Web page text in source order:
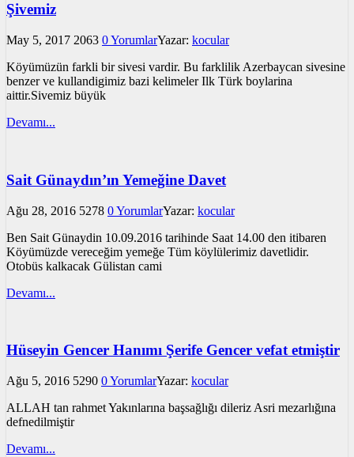
Şivemiz
May 5, 2017 2063 0 YorumlarYazar: kocular
Köyümüzün farkli bir sivesi vardir. Bu farklilik Azerbaycan sivesine
benzer ve kullandigimiz bazi kelimeler Ilk Türk boylarina
aittir.Sivemiz büyük
Devamı...
Sait Günaydın’ın Yemeğine Davet
Ağu 28, 2016 5278 0 YorumlarYazar: kocular
Ben Sait Günaydin 10.09.2016 tarihinde Saat 14.00 den itibaren
Köyümüzde vereceğim yemeğe Tüm köylülerimiz davetlidir.
Otobüs kalkacak Gülistan cami
Devamı...
Hüseyin Gencer Hanımı Şerife Gencer vefat etmiştir
Ağu 5, 2016 5290 0 YorumlarYazar: kocular
ALLAH tan rahmet Yakınlarına başsağlığı dileriz Asri mezarlığına
defnedilmiştir
Devamı...